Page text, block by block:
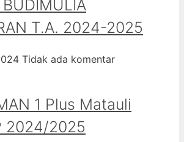
T.A. 2024-2025
Tidak ada komentar
1 Plus Matauli
2024/2025